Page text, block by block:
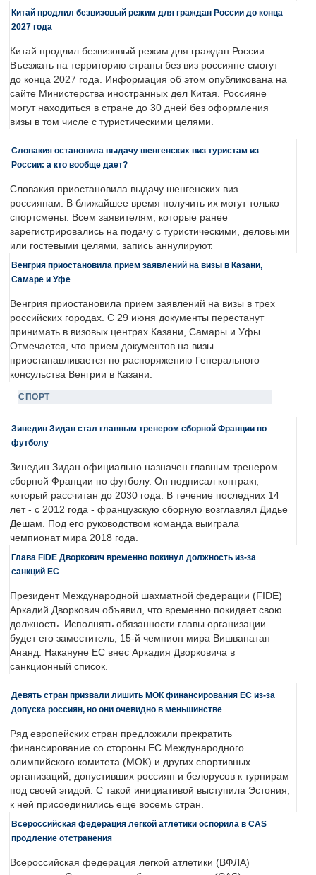
Китай продлил безвизовый режим для граждан России до конца
2027 года
Китай продлил безвизовый режим для граждан России.
Въезжать на территорию страны без виз россияне смогут
до конца 2027 года. Информация об этом опубликована на
сайте Министерства иностранных дел Китая. Россияне
могут находиться в стране до 30 дней без оформления
визы в том числе с туристическими целями.
Словакия остановила выдачу шенгенских виз туристам из
России: а кто вообще дает?
Словакия приостановила выдачу шенгенских виз
россиянам. В ближайшее время получить их могут только
спортсмены. Всем заявителям, которые ранее
зарегистрировались на подачу с туристическими, деловыми
или гостевыми целями, запись аннулируют.
Венгрия приостановила прием заявлений на визы в Казани,
Самаре и Уфе
Венгрия приостановила прием заявлений на визы в трех
российских городах. С 29 июня документы перестанут
принимать в визовых центрах Казани, Самары и Уфы.
Отмечается, что прием документов на визы
приостанавливается по распоряжению Генерального
консульства Венгрии в Казани.
СПОРТ
Зинедин Зидан стал главным тренером сборной Франции по
футболу
Зинедин Зидан официально назначен главным тренером
сборной Франции по футболу. Он подписал контракт,
который рассчитан до 2030 года. В течение последних 14
лет - с 2012 года - французскую сборную возглавлял Дидье
Дешам. Под его руководством команда выиграла
чемпионат мира 2018 года.
Глава FIDE Дворкович временно покинул должность из-за
санкций ЕС
Президент Международной шахматной федерации (FIDE)
Аркадий Дворкович объявил, что временно покидает свою
должность. Исполнять обязанности главы организации
будет его заместитель, 15-й чемпион мира Вишванатан
Ананд. Накануне ЕС внес Аркадия Дворковича в
санкционный список.
Девять стран призвали лишить МОК финансирования ЕС из-за
допуска россиян, но они очевидно в меньшинстве
Ряд европейских стран предложили прекратить
финансирование со стороны ЕС Международного
олимпийского комитета (МОК) и других спортивных
организаций, допустивших россиян и белорусов к турнирам
под своей эгидой. С такой инициативой выступила Эстония,
к ней присоединились еще восемь стран.
Всероссийская федерация легкой атлетики оспорила в CAS
продление отстранения
Всероссийская федерация легкой атлетики (ВФЛА)